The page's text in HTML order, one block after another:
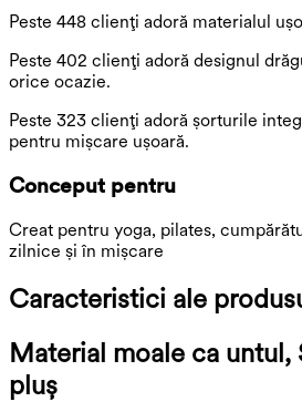
Peste 448 clienți adoră materialul
Peste 402 clienți adoră designul
orice ocazie.
Peste 323 clienți adoră șorturile
pentru mișcare ușoară.
Conceput pentru
Creat pentru yoga, pilates,
zilnice și în mișcare
Caracteristici ale
Material moale ca
pluș